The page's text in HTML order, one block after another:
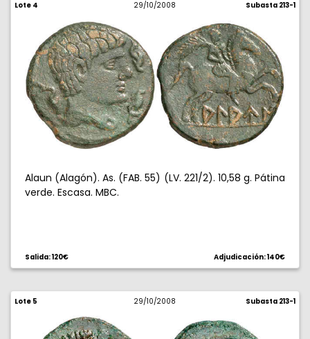
Lote 4 29/10/2008 Subasta 213-1
Alaun (Alagón). As. (FAB. 55) (LV. 221/2). 10,58 g. Pátina
verde. Escasa. MBC.
Salida: 120€ Adjudicación: 140€
Lote 5 29/10/2008 Subasta 213-1